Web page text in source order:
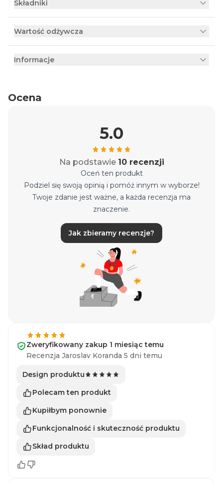
Składniki
Wartość odżywcza
Informacje
Ocena
5.0
Na podstawie 10 recenzji
Oceń ten produkt
Podziel się swoją opinią i pomóż innym w wyborze!
Twoje zdanie jest ważne, a każda recenzja ma
znaczenie.
Jak zbieramy recenzje?
Zweryfikowany zakup 1 miesiąc temu
Recenzja Jaroslav Koranda 5 dni temu
Design produktu
Polecam ten produkt
Kupiłbym ponownie
Funkcjonalność i skuteczność produktu
Skład produktu